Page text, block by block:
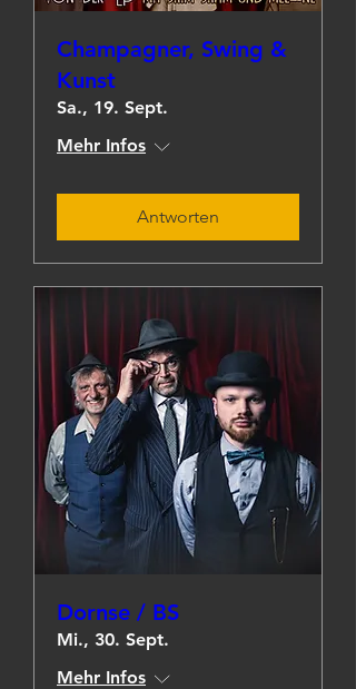
Champagner, Swing &
Kunst
Sa., 19. Sept.
Mehr Infos
Antworten
Dornse / BS
Mi., 30. Sept.
Mehr Infos